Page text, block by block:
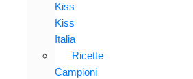
Kiss
Kiss
Italia
Ricette
Campioni